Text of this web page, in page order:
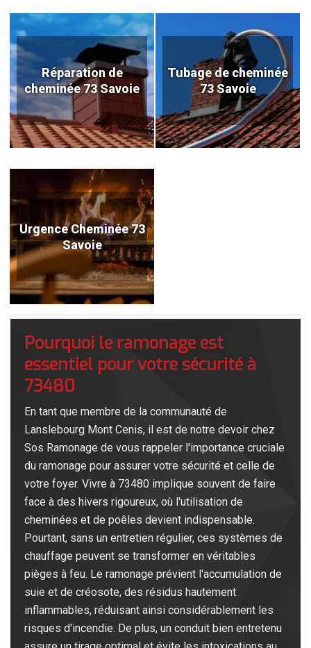
Réparation de
cheminée 73 Savoie
Tubage de cheminée
73 Savoie
Urgence Cheminée 73
Savoie
Pourquoi le ramonage est
essentiel pour votre sécurité à
73480
En tant que membre de la communauté de
Lanslebourg Mont Cenis, il est de notre devoir chez
Sos Ramonage de vous rappeler l'importance cruciale
du ramonage pour assurer votre sécurité et celle de
votre foyer. Vivre à 73480 implique souvent de faire
face à des hivers rigoureux, où l'utilisation de
cheminées et de poêles devient indispensable.
Pourtant, sans un entretien régulier, ces systèmes de
chauffage peuvent se transformer en véritables
pièges à feu. Le ramonage prévient l'accumulation de
suie et de créosote, des résidus hautement
inflammables, réduisant ainsi considérablement les
risques d'incendie. De plus, un conduit bien entretenu